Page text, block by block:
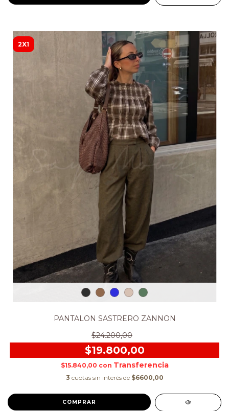
2X1
PANTALON SASTRERO ZANNON
$24.200,00
$19.800,00
$15.840,00 con
3 cuotas sin interés de $6600,00
COMPRAR